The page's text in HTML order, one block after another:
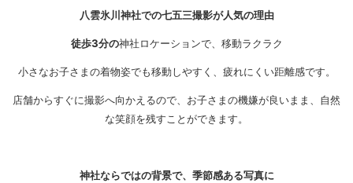
八雲氷川神社での七五三撮影が人気の理由
徒歩3分の神社ロケーションで、移動ラクラク
小さなお子さまの着物姿でも移動しやすく、疲れにくい距離感です。
店舗からすぐに撮影へ向かえるので、お子さまの機嫌が良いまま、自然
な笑顔を残すことができます。
神社ならではの背景で、季節感ある写真に